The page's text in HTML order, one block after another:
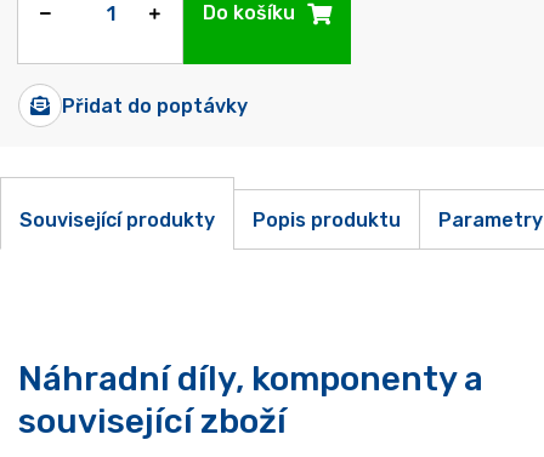
Do košíku
Přidat do poptávky
Související produkty Popis produktu Parametry
Náhradní díly, komponenty a
související zboží